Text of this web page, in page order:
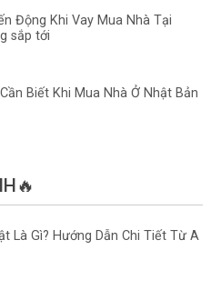
Động Khi Vay Mua Nhà Tại
sắp tới
Biết Khi Mua Nhà Ở Nhật Bản
Là Gì? Hướng Dẫn Chi Tiết Từ A